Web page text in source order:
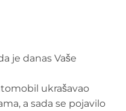
je danas Vaše
ukrašavao
a sada se pojavilo